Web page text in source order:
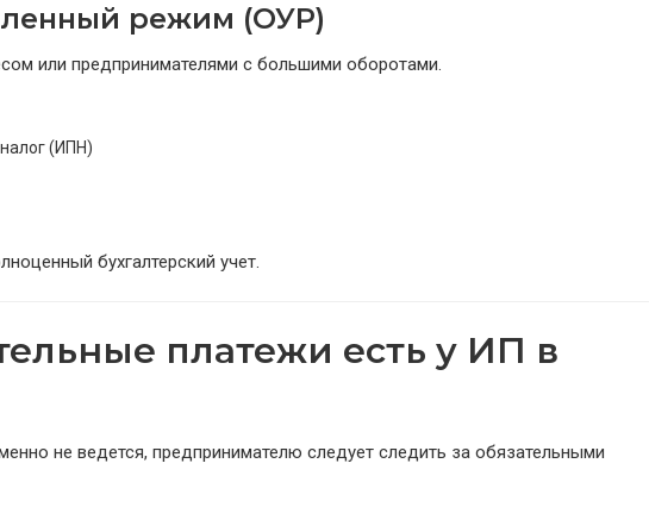
режим (ОУР)
или предпринимателями с большими оборотами.
(ИПН)
бухгалтерский учет.
платежи есть у ИП в
не ведется, предпринимателю следует следить за обязательными